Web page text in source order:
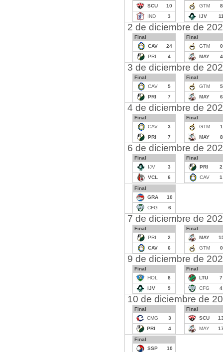
SCU
10
IND
3
GTM
8
IJV
2 de diciembre de
Final
CAV
24
PRI
4
Final
GTM
0
MAY
4
3 de diciembre de
Final
CAV
5
PRI
7
Final
GTM
5
MAY
6
4 de diciembre de
Final
CAV
3
PRI
7
Final
GTM
1
MAY
8
6 de diciembre de
Final
IJV
3
VCL
6
Final
PRI
2
CAV
1
Final
GRA
10
CFG
6
7 de diciembre de
Final
PRI
2
CAV
6
Final
MAY
GTM
0
9 de diciembre de
Final
HOL
8
IJV
9
Final
LTU
7
CFG
4
10 de diciembre de
Final
CMG
3
PRI
4
Final
SCU
MAY
Final
SSP
10